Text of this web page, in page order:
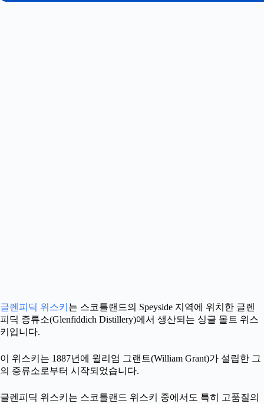
글렌피딕 위스키 는 스코틀랜드의 Speyside 지역에 위치한 글렌
피딕 증류소(Glenfiddich Distillery)에서 생산되는 싱글 몰트 위스
키입니다.
이 위스키는 1887년에 윌리엄 그랜트(William Grant)가 설립한 그
의 증류소로부터 시작되었습니다.
글렌피딕 위스키는 스코틀랜드 위스키 중에서도 특히 고품질의